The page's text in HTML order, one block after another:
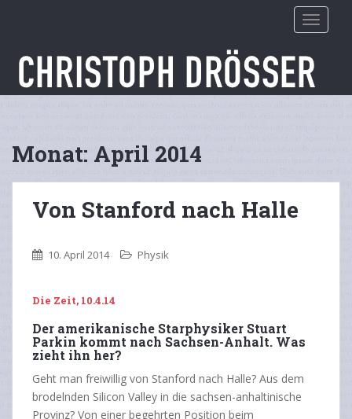
o
Monat: April 2014
Von Stanford nach Halle
10. April 2014 Physik
Die Zeit, 10.4.14
Der amerikanische Starphysiker Stuart
Parkin kommt nach Sachsen-Anhalt. Was
zieht ihn her?
Geht man freiwillig von Stanford nach Halle? Aus dem
brodelnden Silicon Valley in die sachsen-anhaltinische
Provinz? Von einer begehrten Position beim